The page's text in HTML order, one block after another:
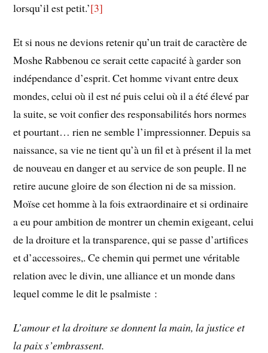
lorsqu’il est petit.’[3]
Et si nous ne devions retenir qu’un trait de caractère de
Moshe Rabbenou ce serait cette capacité à garder son
indépendance d’esprit. Cet homme vivant entre deux
mondes, celui où il est né puis celui où il a été élevé par
la suite, se voit confier des responsabilités hors normes
et pourtant… rien ne semble l’impressionner. Depuis sa
naissance, sa vie ne tient qu’à un fil et à présent il la met
de nouveau en danger et au service de son peuple. Il ne
retire aucune gloire de son élection ni de sa mission.
Moïse cet homme à la fois extraordinaire et si ordinaire
a eu pour ambition de montrer un chemin exigeant, celui
de la droiture et la transparence, qui se passe d’artifices
et d’accessoires,. Ce chemin qui permet une véritable
relation avec le divin, une alliance et un monde dans
lequel comme le dit le psalmiste :
L’amour et la droiture se donnent la main, la justice et
la paix s’embrassent.